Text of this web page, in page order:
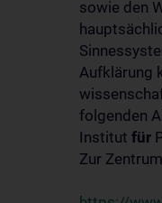
sowie den
Aufklärung
folgenden
Institut für
Zur